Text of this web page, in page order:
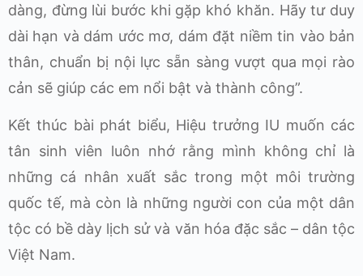
dàng, đừng lùi bước khi gặp khó khăn. Hãy tư duy
dài hạn và dám ước mơ, dám đặt niềm tin vào bản
thân, chuẩn bị nội lực sẵn sàng vượt qua mọi rào
cản sẽ giúp các em nổi bật và thành công”.
Kết thúc bài phát biểu, Hiệu trưởng IU muốn các
tân sinh viên luôn nhớ rằng mình không chỉ là
những cá nhân xuất sắc trong một môi trường
quốc tế, mà còn là những người con của một dân
tộc có bề dày lịch sử và văn hóa đặc sắc – dân tộc
Việt Nam.